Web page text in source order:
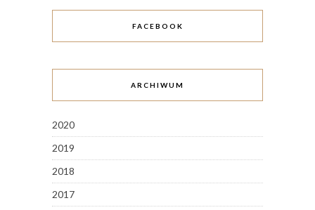
FACEBOOK
ARCHIWUM
2020
2019
2018
2017